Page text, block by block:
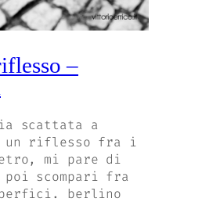
–
scattata a
un riflesso fra i
mi pare di
scompari fra
berlino